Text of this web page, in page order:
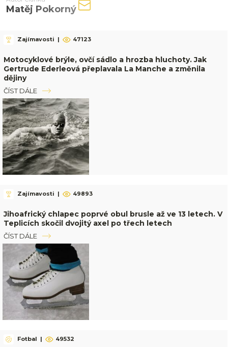
Matěj Pokorný
Zajímavosti | 47123
Motocyklové brýle, ovčí sádlo a hrozba hluchoty. Jak
Gertrude Ederleová přeplavala La Manche a změnila
dějiny
ČÍST DÁLE
Zajímavosti | 49893
Jihoafrický chlapec poprvé obul brusle až ve 13 letech. V
Teplicích skočil dvojitý axel po třech letech
ČÍST DÁLE
Fotbal | 49532